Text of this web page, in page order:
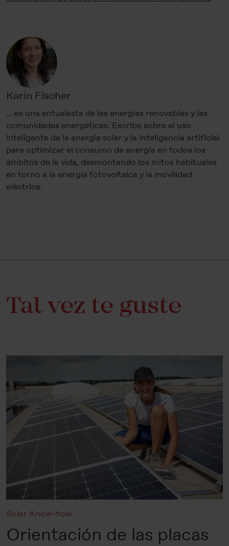
Karin Fischer
… es una entusiasta de las energías renovables y las
comunidades energéticas. Escribe sobre el uso
inteligente de la energía solar y la inteligencia artificial
para optimizar el consumo de energía en todos los
ámbitos de la vida, desmontando los mitos habituales
en torno a la energía fotovoltaica y la movilidad
eléctrica.
Tal vez te guste
Solar Know-how
Orientación de las placas